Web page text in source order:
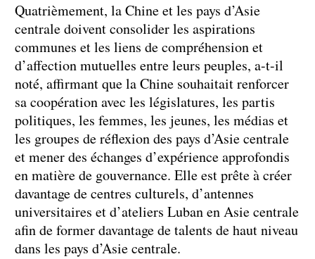
Quatrièmement, la Chine et les pays d’Asie
centrale doivent consolider les aspirations
communes et les liens de compréhension et
d’affection mutuelles entre leurs peuples, a-t-il
noté, affirmant que la Chine souhaitait renforcer
sa coopération avec les législatures, les partis
politiques, les femmes, les jeunes, les médias et
les groupes de réflexion des pays d’Asie centrale
et mener des échanges d’expérience approfondis
en matière de gouvernance. Elle est prête à créer
davantage de centres culturels, d’antennes
universitaires et d’ateliers Luban en Asie centrale
afin de former davantage de talents de haut niveau
dans les pays d’Asie centrale.